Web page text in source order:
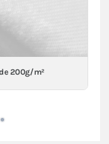
200g/m²